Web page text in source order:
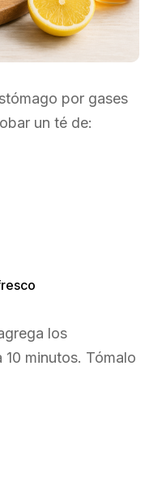
por gases
un té de:
los
minutos. Tómalo